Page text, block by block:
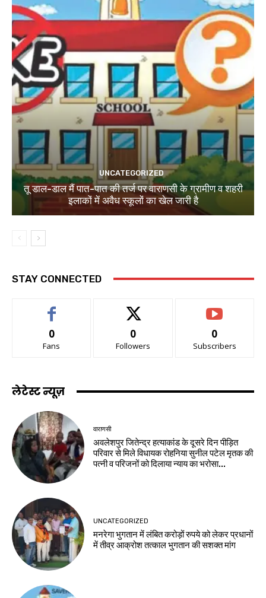
UNCATEGORIZED
तू डाल-डाल मैं पात-पात की तर्ज पर वाराणसी के ग्रामीण व शहरी
इलाकों में अवैध स्कूलों का खेल जारी है
STAY CONNECTED
0
Fans
0
Followers
0
Subscribers
लेटेस्ट न्यूज़
वाराणसी
अवलेशपुर जितेन्द्र हत्याकांड के दूसरे दिन पीड़ित
परिवार से मिले विधायक रोहनिया सुनील पटेल मृतक की
पत्नी व परिजनों को दिलाया न्याय का भरोसा...
UNCATEGORIZED
मनरेगा भुगतान में लंबित करोड़ों रुपये को लेकर प्रधानों
में तीव्र आक्रोश तत्काल भुगतान की सशक्त मांग